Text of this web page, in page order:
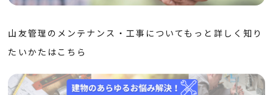
山友管理のメンテナンス・工事についてもっと詳しく知り
たいかたは こちら